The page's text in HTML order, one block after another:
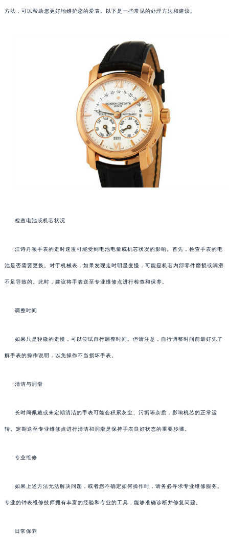
方法，可以帮助您更好地维护您的爱表。以下是一些常见的处理方法和建议。
检查电池或机芯状况
江诗丹顿手表的走时速度可能受到电池电量或机芯状况的影响。首先，检查手表的电
池是否需要更换。对于机械表，如果发现走时明显变慢，可能是机芯内部零件磨损或润滑
不足导致的。此时，建议将手表送至专业维修点进行检查和保养。
调整时间
如果只是轻微的走慢，可以尝试自行调整时间。但请注意，自行调整时间前最好先了
解手表的操作说明，以免操作不当损坏手表。
清洁与润滑
长时间佩戴或未定期清洁的手表可能会积累灰尘、污垢等杂质，影响机芯的正常运
转。定期送至专业维修点进行清洁和润滑是保持手表良好状态的重要步骤。
专业维修
如果上述方法无法解决问题，或者您不确定如何操作时，请务必寻求专业维修服务。
专业的钟表维修技师拥有丰富的经验和专业的工具，能够准确诊断并修复问题。
日常保养